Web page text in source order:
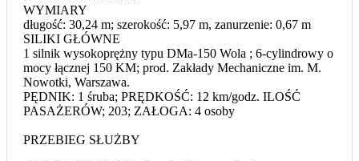
WYMIARY
długość: 30,24 m; szerokość: 5,97 m, zanurzenie: 0,67 m
SILIKI GŁÓWNE
1 silnik wysokoprężny typu DMa-150 Wola ; 6-cylindrowy o
mocy łącznej 150 KM; prod. Zakłady Mechaniczne im. M.
Nowotki, Warszawa.
PĘDNIK: 1 śruba; PRĘDKOŚĆ: 12 km/godz. ILOŚĆ
PASAŻERÓW; 203; ZAŁOGA: 4 osoby
PRZEBIEG SŁUŻBY